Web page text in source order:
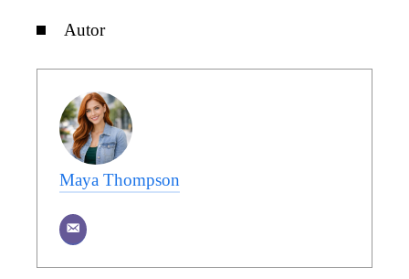
Autor
Maya Thompson